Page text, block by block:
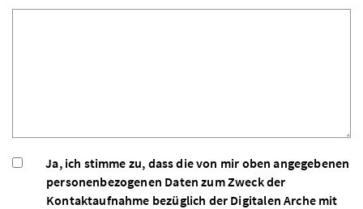
Ja, ich stimme zu, dass die von mir oben angegebenen
personenbezogenen Daten zum Zweck der
Kontaktaufnahme bezüglich der Digitalen Arche mit